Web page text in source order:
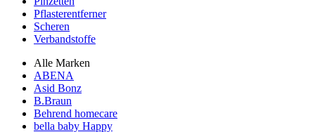
Pflasterentferner
Scheren
Verbandstoffe
Alle Marken
ABENA
Asid Bonz
B.Braun
Behrend homecare
bella baby Happy